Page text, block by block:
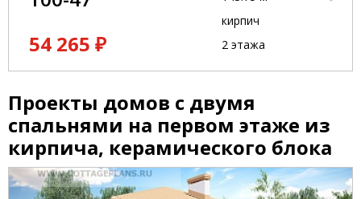
54 265 ₽
кирпич
2 этажа
Проекты домов с двумя
спальнями на первом этаже из
кирпича, керамического блока